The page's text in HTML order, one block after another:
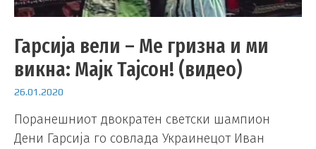
Гарсија вели – Ме гризна и ми
викна: Мајк Тајсон! (видео)
26.01.2020
Поранешниот двократен светски шампион
Дени Гарсија го совлада Украинецот Иван